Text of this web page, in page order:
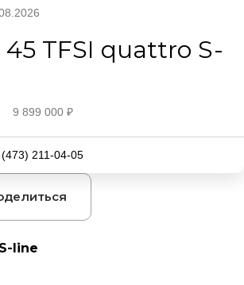
TFSI quattro S-
9 899 000 ₽
211-04-05
line